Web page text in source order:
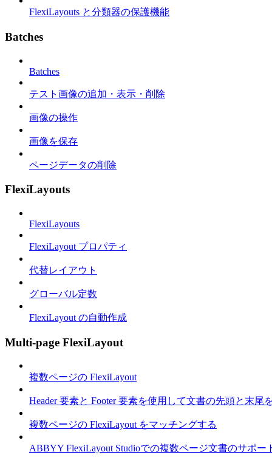
FlexiLayouts と分類器の保護機能
Batches
Batches
テスト画像の追加・表示・削除
画像の操作
画像を保存
ページデータの削除
FlexiLayouts
FlexiLayouts
FlexiLayout プロパティ
代替レイアウト
グローバル定数
FlexiLayout の自動作成
Multi-page FlexiLayout
複数ページの FlexiLayout
Header 要素と Footer 要素を使用して文書の先頭と末尾
複数ページの FlexiLayout をマッチングする
ABBYY FlexiLayout Studioでの複数ページ文書のサポー